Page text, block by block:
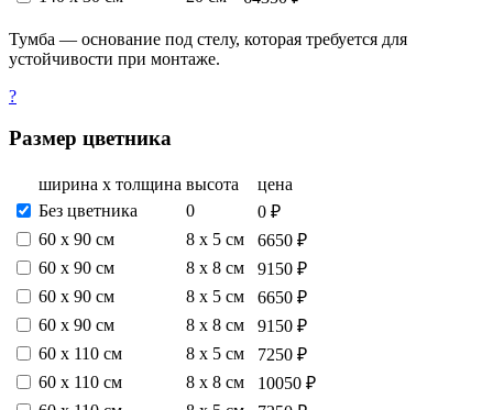
Тумба — основание под стелу, которая требуется для
устойчивости при монтаже.
?
Размер цветника
ширина х толщина высота
цена
Без цветника
0
0 ₽
60 х 90 см
8 х 5 см
6650 ₽
60 х 90 см
8 х 8 см
9150 ₽
60 х 90 см
8 х 5 см
6650 ₽
60 х 90 см
8 х 8 см
9150 ₽
60 х 110 см
8 х 5 см
7250 ₽
60 х 110 см
8 х 8 см
10050 ₽